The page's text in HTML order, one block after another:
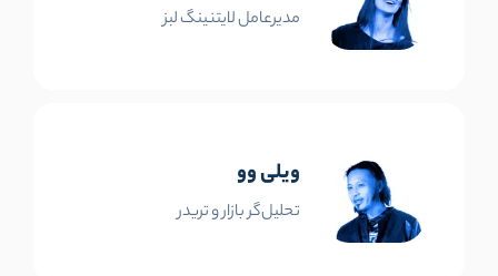
مدیرعامل لایتنینگ لبز
ویلی وو
تحلیل‌گر بازار و تریدر